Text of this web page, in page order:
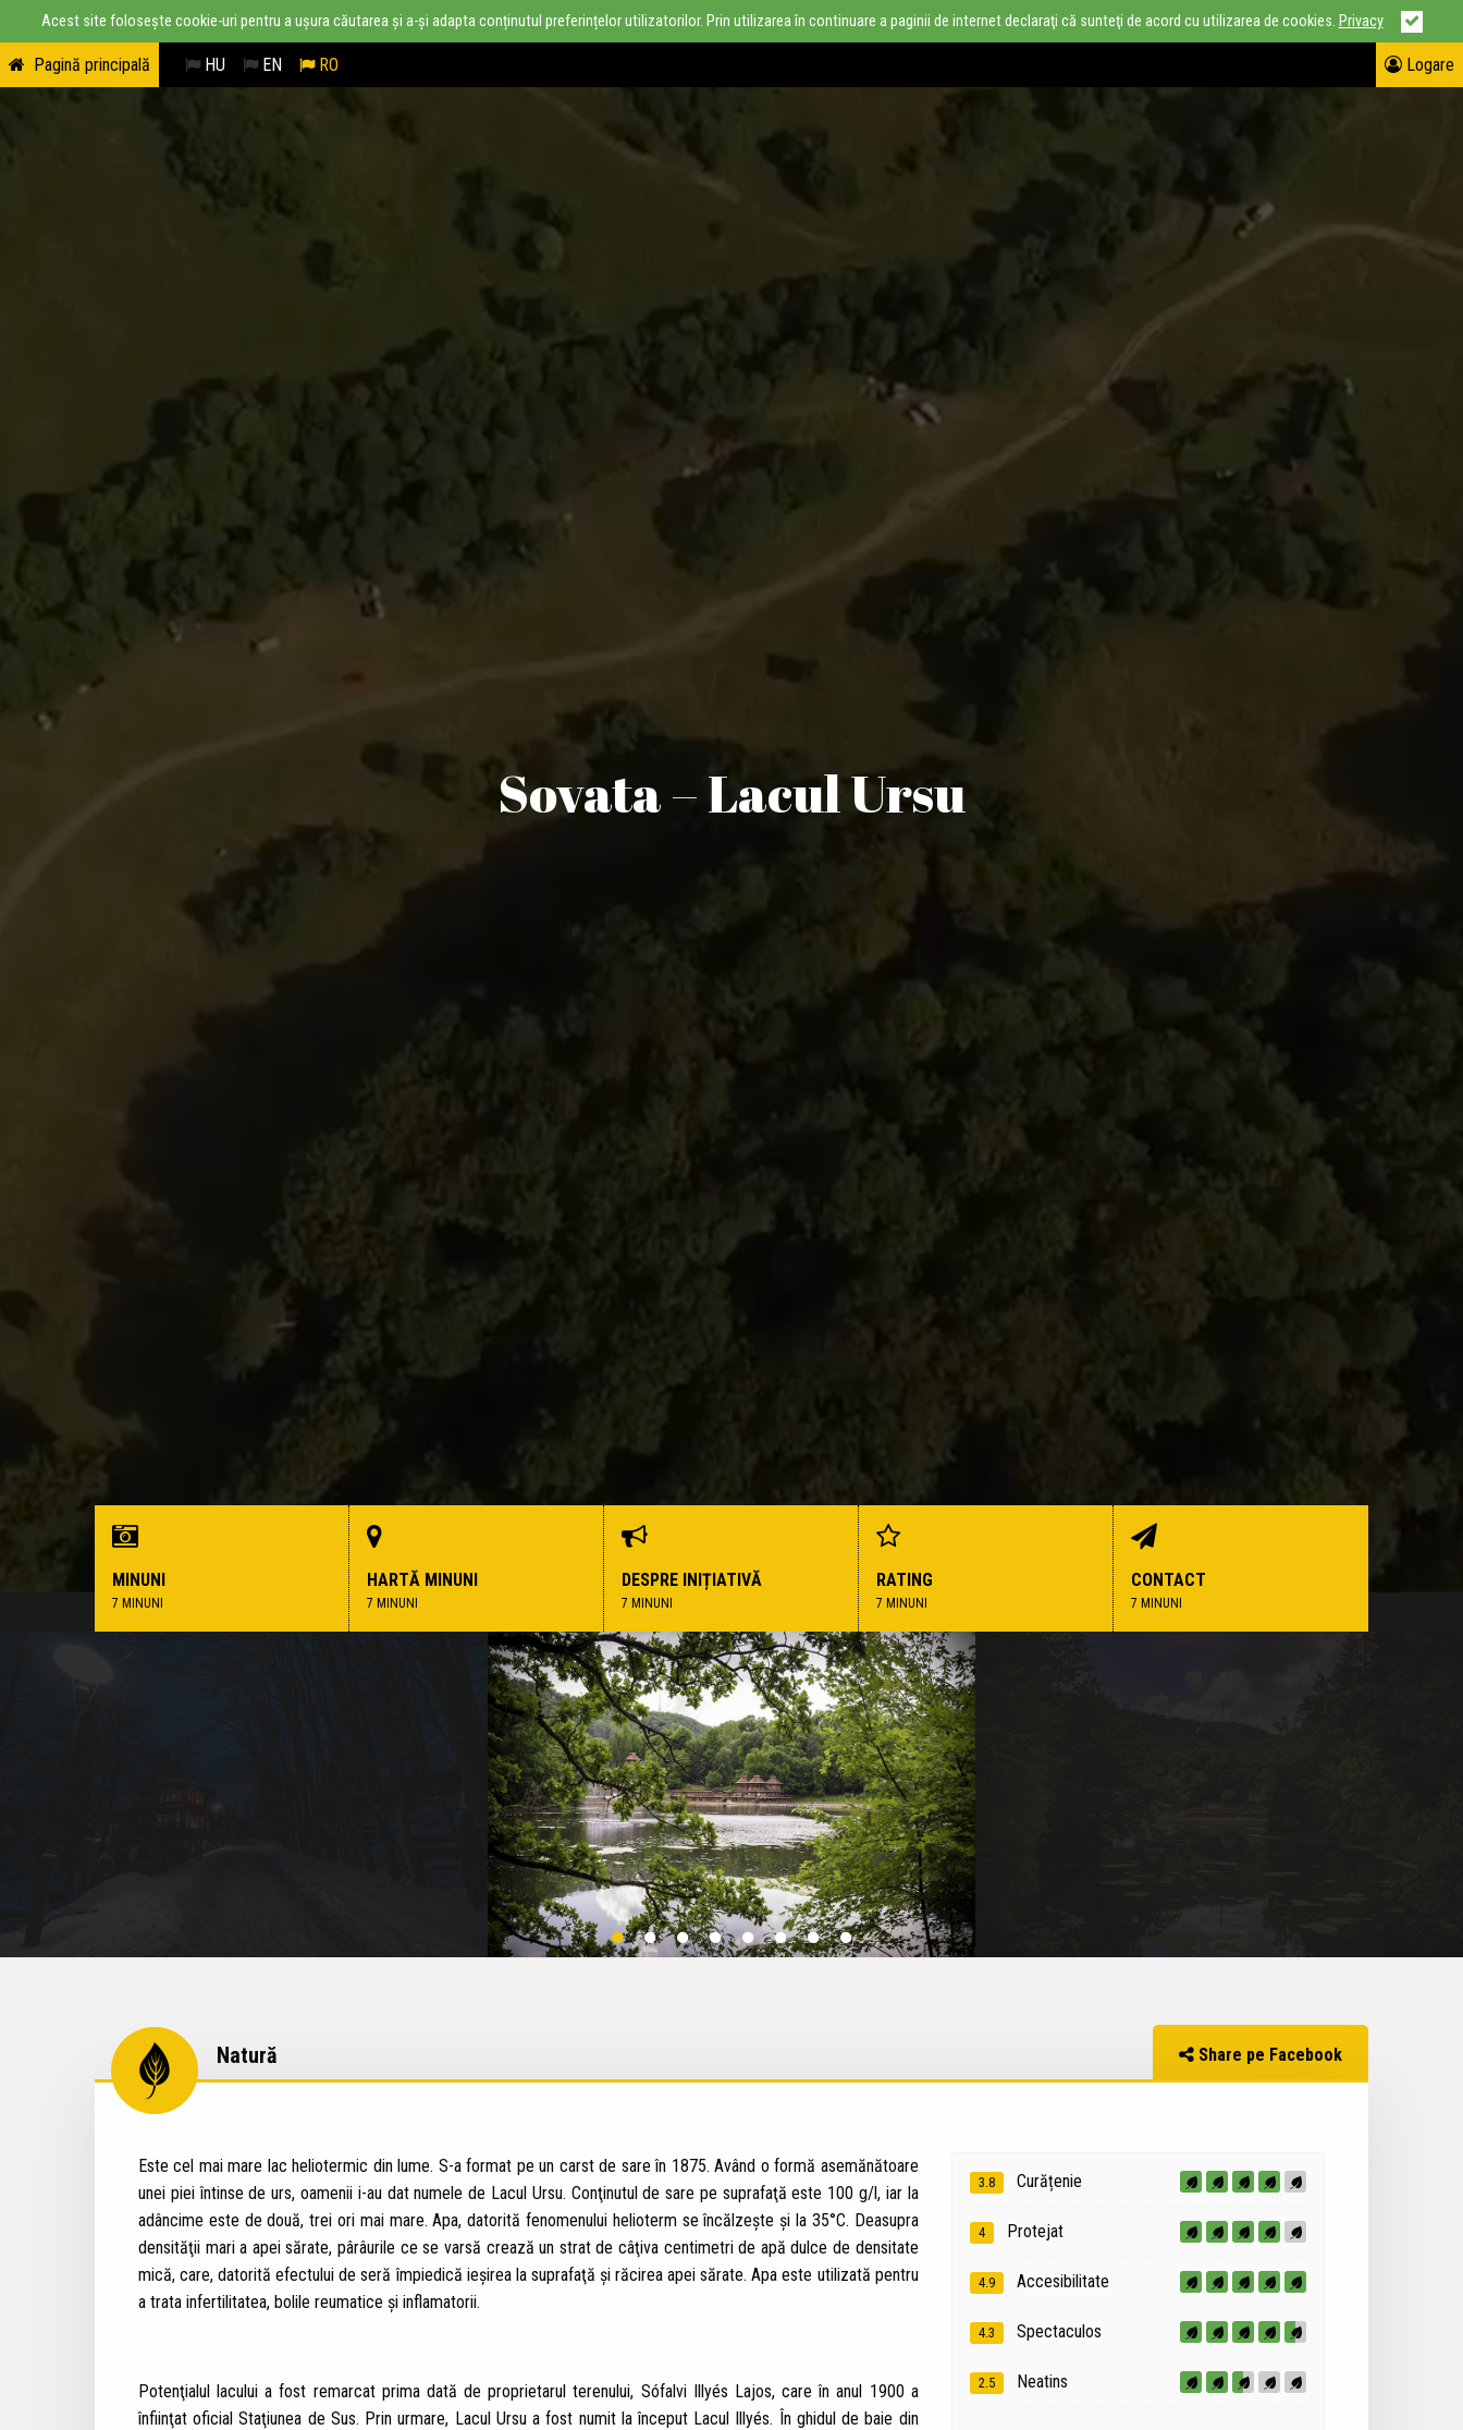
Acest site folosește cookie-uri pentru a ușura căutarea și a-și adapta conținutul preferințelor utilizatorilor. Prin utilizarea în continuare a paginii de internet declaraţi că sunteţi de acord cu utilizarea de cookies. Privacy
Pagină principală HU EN RO Logare
Sovata – Lacul Ursu
MINUNI
7 MINUNI
HARTĂ MINUNI
7 MINUNI
DESPRE INIȚIATIVĂ
7 MINUNI
RATING
7 MINUNI
CONTACT
7 MINUNI
Share pe Facebook
Natură
Este cel mai mare lac heliotermic din lume. S-a format pe un carst de sare în 1875. Având o formă asemănătoare
unei piei întinse de urs, oamenii i-au dat numele de Lacul Ursu. Conţinutul de sare pe suprafaţă este 100 g/l, iar la
adâncime este de două, trei ori mai mare. Apa, datorită fenomenului helioterm se încălzeşte şi la 35°C. Deasupra
densităţii mari a apei sărate, pârâurile ce se varsă crează un strat de câţiva centimetri de apă dulce de densitate
mică, care, datorită efectului de seră împiedică ieşirea la suprafaţă şi răcirea apei sărate. Apa este utilizată pentru
a trata infertilitatea, bolile reumatice şi inflamatorii.
Potenţialul lacului a fost remarcat prima dată de proprietarul terenului, Sófalvi Illyés Lajos, care în anul 1900 a
înfiinţat oficial Staţiunea de Sus. Prin urmare, Lacul Ursu a fost numit la început Lacul Illyés. În ghidul de baie din
3.8 Curățenie
4 Protejat
4.9 Accesibilitate
4.3 Spectaculos
2.5 Neatins